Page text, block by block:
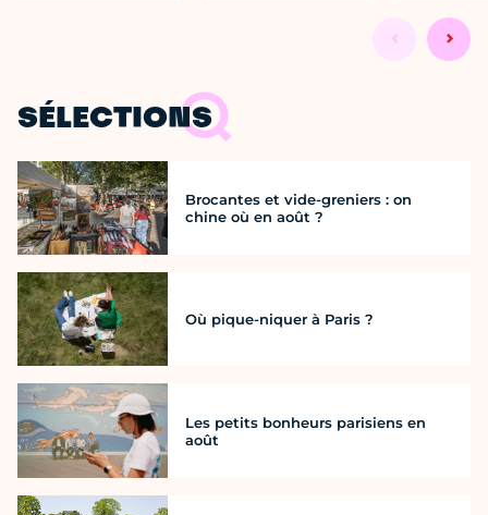
SÉLECTIONS
Brocantes et vide-greniers : on
chine où en août ?
Où pique-niquer à Paris ?
Les petits bonheurs parisiens en
août